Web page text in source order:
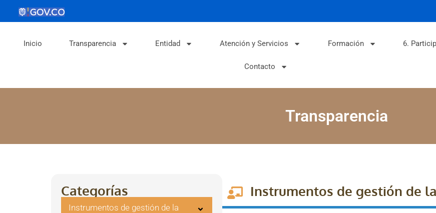
Inicio Transparencia Entidad Atención y Servicios Formación 6.
Contacto
Transparencia
Categorías
Instrumentos de gestión de la
Instrumentos de gestión de